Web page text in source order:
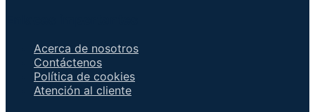
Acerca de nosotros
Contáctenos
Política de cookies
Atención al cliente